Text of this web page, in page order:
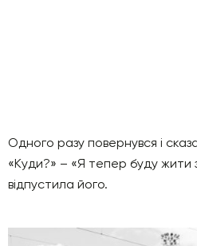
Одного разу повернувся і
«Куди?» – «Я тепер буду жити
відпустила його.